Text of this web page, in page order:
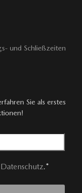
und Schließzeiten
Sie als erstes
.*